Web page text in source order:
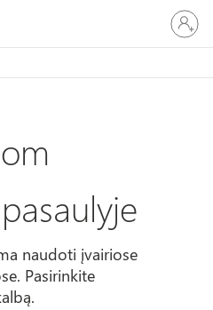
prie
naudoti įvairiose
Pasirinkite